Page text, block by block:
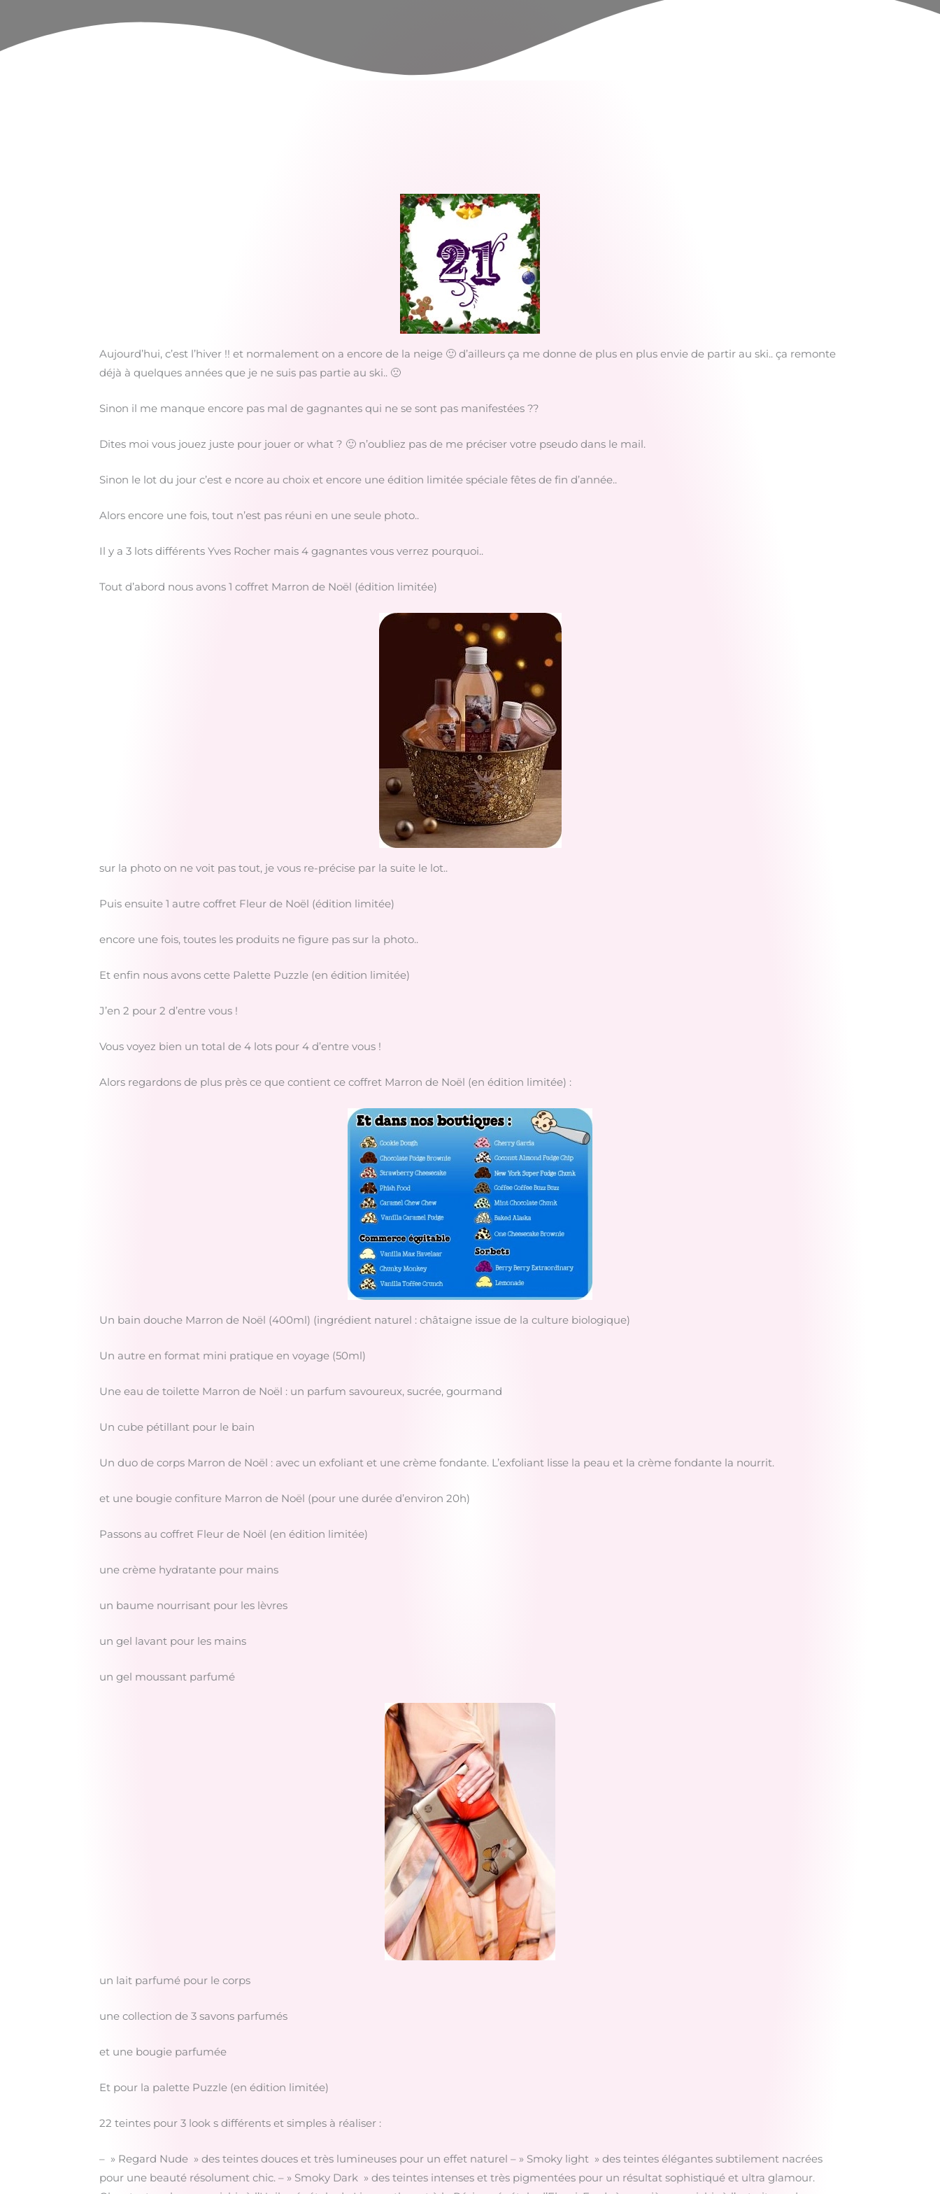
Aujourd’hui, c’est l’hiver !! et normalement on a encore de la neige 🙂 d’ailleurs ça me donne de plus en plus envie de partir au ski.. ça remonte
déjà à quelques années que je ne suis pas partie au ski.. 🙁
Sinon il me manque encore pas mal de gagnantes qui ne se sont pas manifestées ??
Dites moi vous jouez juste pour jouer or what ? 🙂 n’oubliez pas de me préciser votre pseudo dans le mail.
Sinon le lot du jour c’est e ncore au choix et encore une édition limitée spéciale fêtes de fin d’année..
Alors encore une fois, tout n’est pas réuni en une seule photo..
Il y a 3 lots différents Yves Rocher mais 4 gagnantes vous verrez pourquoi..
Tout d’abord nous avons 1 coffret Marron de Noël (édition limitée)
sur la photo on ne voit pas tout, je vous re-précise par la suite le lot..
Puis ensuite 1 autre coffret Fleur de Noël (édition limitée)
encore une fois, toutes les produits ne figure pas sur la photo..
Et enfin nous avons cette Palette Puzzle (en édition limitée)
J’en 2 pour 2 d’entre vous !
Vous voyez bien un total de 4 lots pour 4 d’entre vous !
Alors regardons de plus près ce que contient ce coffret Marron de Noël (en édition limitée) :
Un bain douche Marron de Noël (400ml) (ingrédient naturel : châtaigne issue de la culture biologique)
Un autre en format mini pratique en voyage (50ml)
Une eau de toilette Marron de Noël : un parfum savoureux, sucrée, gourmand
Un cube pétillant pour le bain
Un duo de corps Marron de Noël : avec un exfoliant et une crème fondante. L’exfoliant lisse la peau et la crème fondante la nourrit.
et une bougie confiture Marron de Noël (pour une durée d’environ 20h)
Passons au coffret Fleur de Noël (en édition limitée)
une crème hydratante pour mains
un baume nourrisant pour les lèvres
un gel lavant pour les mains
un gel moussant parfumé
un lait parfumé pour le corps
une collection de 3 savons parfumés
et une bougie parfumée
Et pour la palette Puzzle (en édition limitée)
22 teintes pour 3 look s différents et simples à réaliser :
– » Regard Nude » des teintes douces et très lumineuses pour un effet naturel – » Smoky light » des teintes élégantes subtilement nacrées
pour une beauté résolument chic. – » Smoky Dark » des teintes intenses et très pigmentées pour un résultat sophistiqué et ultra glamour.